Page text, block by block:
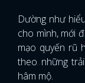
Dường như
cho mình, mới
mạo quyến rũ
theo những
hâm mộ.